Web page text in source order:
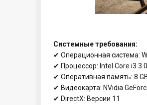
Системные требования:
✔ Операционная система:
✔ Процессор: Intel Core i3
✔ Оперативная память: 8
✔ Видеокарта: NVidia
✔ DirectX: Версии 11